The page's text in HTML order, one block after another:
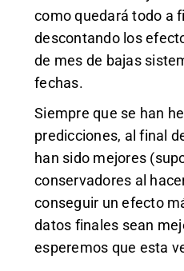
como quedará todo a
descontando los
de mes de bajas
fechas.
Siempre que se han
predicciones, al final
han sido mejores
conservadores al
conseguir un efecto
datos finales sean
esperemos que esta